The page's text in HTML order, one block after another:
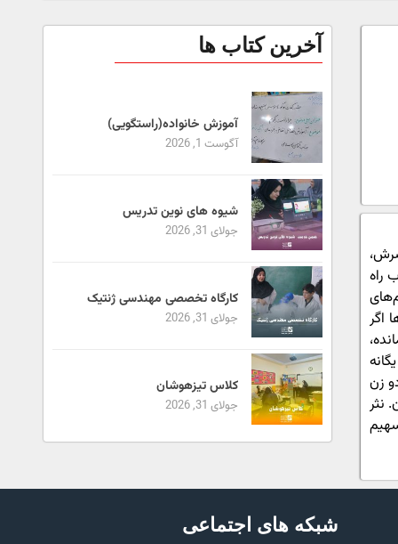
راه
اگر
زن
نثر
آخرین کتاب ها
آموزش خانواده(راستگویی)
آگوست 1, 2026
شیوه های نوین تدریس
جولای 31, 2026
کارگاه تخصصی مهندسی ژنتیک
جولای 31, 2026
کلاس تیزهوشان
جولای 31, 2026
شبکه های اجتماعی